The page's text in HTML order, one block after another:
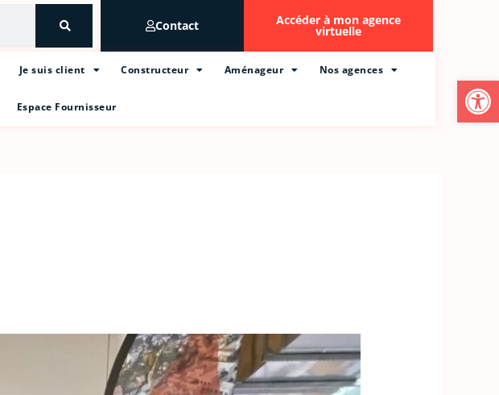
Ouvrir
Contact Accéder à mon agence
virtuelle
Je suis client Constructeur Aménageur Nos agences
Espace Fournisseur